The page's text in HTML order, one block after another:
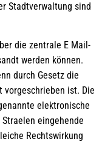
Stadtverwaltung sind
die zentrale E Mail-
werden können.
durch Gesetz die
ist. Die
elektronische
eingehende
Rechtswirkung